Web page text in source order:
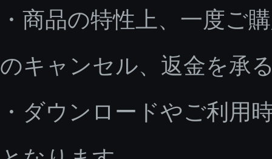
・商品の特性上、一度ご
のキャンセル、返金を承
・ダウンロードやご利用